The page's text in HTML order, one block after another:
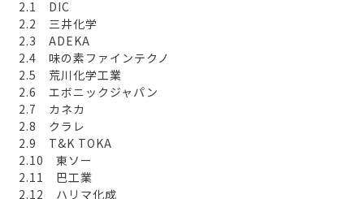
2.1 DIC
2.2 三井化学
2.3 ADEKA
2.4 味の素ファインテクノ
2.5 荒川化学工業
2.6 エボニックジャパン
2.7 カネカ
2.8 クラレ
2.9 T&K TOKA
2.10 東ソー
2.11 巴工業
2.12 ハリマ化成